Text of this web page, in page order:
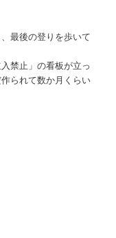
最後の登りを歩いて
禁止」の看板が立っ
られて数か月くらい